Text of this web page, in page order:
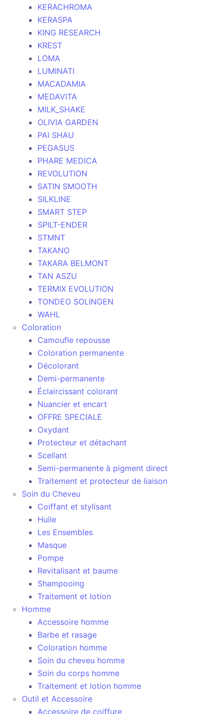
KERACHROMA
KERASPA
KING RESEARCH
KREST
LOMA
LUMINATI
MACADAMIA
MEDAVITA
MILK_SHAKE
OLIVIA GARDEN
PAI SHAU
PEGASUS
PHARE MEDICA
REVOLUTION
SATIN SMOOTH
SILKLINE
SMART STEP
SPILT-ENDER
STMNT
TAKANO
TAKARA BELMONT
TAN ASZU
TERMIX EVOLUTION
TONDEO SOLINGEN
WAHL
Coloration
Camoufle repousse
Coloration permanente
Décolorant
Demi-permanente
Éclaircissant colorant
Nuancier et encart
OFFRE SPECIALE
Oxydant
Protecteur et détachant
Scellant
Semi-permanente à pigment direct
Traitement et protecteur de liaison
Soin du Cheveu
Coiffant et stylisant
Huile
Les Ensembles
Masque
Pompe
Revitalisant et baume
Shampooing
Traitement et lotion
Homme
Accessoire homme
Barbe et rasage
Coloration homme
Soin du cheveu homme
Soin du corps homme
Traitement et lotion homme
Outil et Accessoire
Accessoire de coiffure